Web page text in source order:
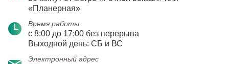
«Планерная»
Время работы
с 8:00 до 17:00 без перерыва
Выходной день: СБ и ВС
Электронный адрес